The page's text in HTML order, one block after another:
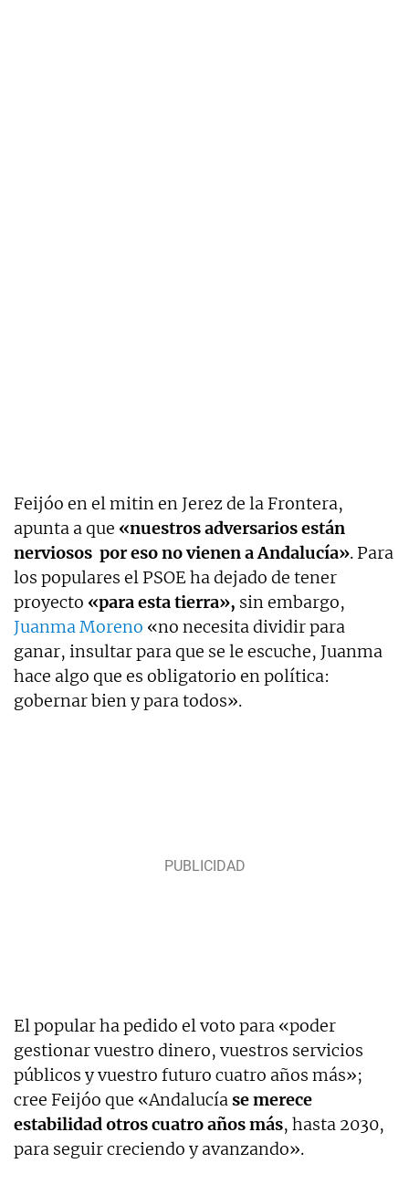
Feijóo en el mitin en Jerez de la Frontera,
apunta a que «nuestros adversarios están
nerviosos por eso no vienen a Andalucía». Para
los populares el PSOE ha dejado de tener
proyecto «para esta tierra», sin embargo,
Juanma Moreno «no necesita dividir para
ganar, insultar para que se le escuche, Juanma
hace algo que es obligatorio en política:
gobernar bien y para todos».
El popular ha pedido el voto para «poder
gestionar vuestro dinero, vuestros servicios
públicos y vuestro futuro cuatro años más»;
cree Feijóo que «Andalucíase merece
estabilidad otros cuatro años más, hasta 2030,
para seguir creciendo y avanzando».